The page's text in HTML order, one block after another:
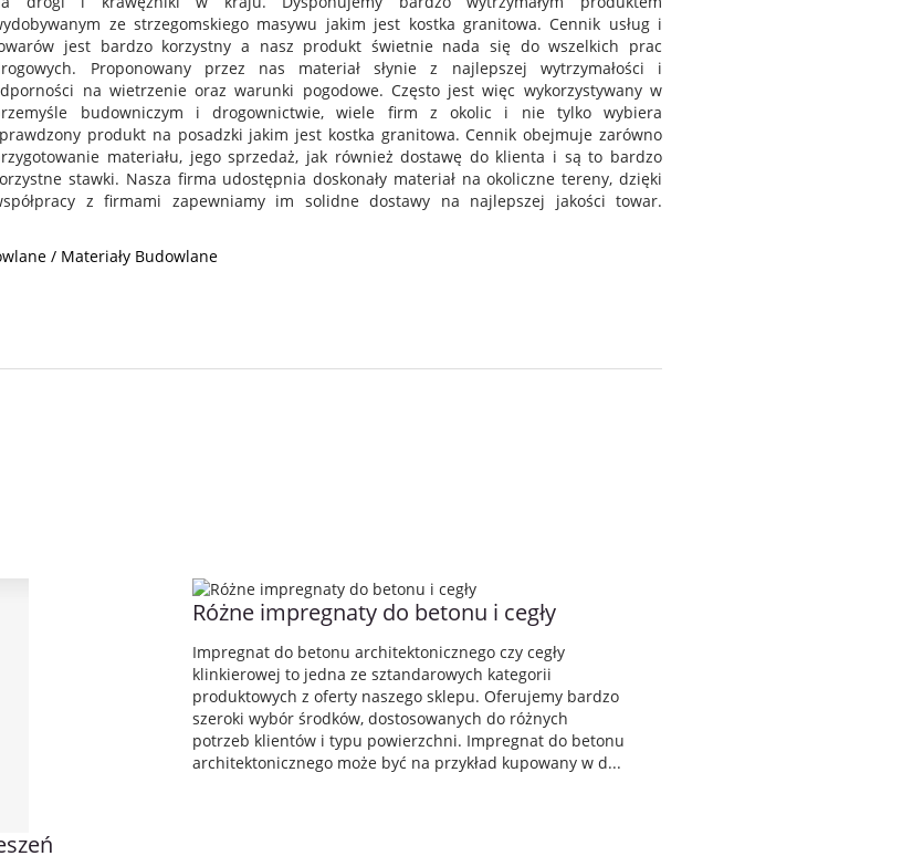
ze strzegomskiego masywu jakim jest kostka granitowa. Cennik usług i
jest bardzo korzystny a nasz produkt świetnie nada się do wszelkich prac
Proponowany przez nas materiał słynie z najlepszej wytrzymałości i
na wietrzenie oraz warunki pogodowe. Często jest więc wykorzystywany w
budowniczym i drogownictwie, wiele firm z okolic i nie tylko wybiera
produkt na posadzki jakim jest kostka granitowa. Cennik obejmuje zarówno
materiału, jego sprzedaż, jak również dostawę do klienta i są to bardzo
stawki. Nasza firma udostępnia doskonały materiał na okoliczne tereny, dzięki
z firmami zapewniamy im solidne dostawy na najlepszej jakości towar.
/ Materiały Budowlane
Różne impregnaty do betonu i cegły
Impregnat do betonu architektonicznego czy cegły
klinkierowej to jedna ze sztandarowych kategorii
produktowych z oferty naszego sklepu. Oferujemy bardzo
szeroki wybór środków, dostosowanych do różnych
potrzeb klientów i typu powierzchni. Impregnat do betonu
architektonicznego może być na przykład kupowany w d...